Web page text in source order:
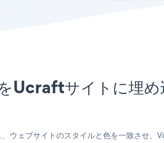
サイトに埋め
ウェブサイトのスタイルと色を一致させ